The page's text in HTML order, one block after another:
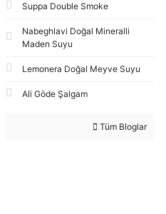
Suppa Double Smoke
Nabeghlavi Doğal Mineralli
Maden Suyu
Lemonera Doğal Meyve Suyu
Ali Göde Şalgam
Tüm Bloglar